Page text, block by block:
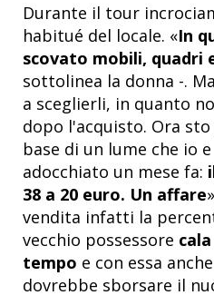
Durante il tour
habitué del locale. «In
scovato mobili, quadri
sottolinea la donna -.
a sceglierli, in quanto
dopo l'acquisto. Ora
base di un lume che io
adocchiato un mese fa:
38 a 20 euro. Un affare
vendita infatti la
vecchio possessore
tempo e con essa
dovrebbe sborsare il